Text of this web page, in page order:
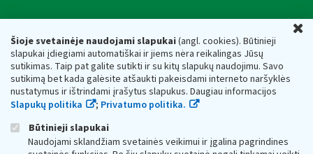
Šioje svetainėje naudojami slapukai(angl. cookies). Būtinieji
slapukai įdiegiami automatiškai ir jiems nėra reikalingas Jūsų
sutikimas. Taip pat galite sutikti ir su kitų slapukų naudojimu. Savo
sutikimą bet kada galėsite atšaukti pakeisdami interneto naršyklės
nustatymus ir ištrindami įrašytus slapukus. Daugiau informacijos
Slapukų politika
; Privatumo politika.
Būtinieji slapukai
Naudojami sklandžiam svetainės veikimui ir įgalina pagrindines
Respublikos finansų ministerijos
Biudžetinė įstaiga. Juridinio asmens kodas — 188659752,
adresas: Vasario 16-osios g. 14, 01107 Vilnius, Lietuva, el.paštas:
vmi@vmi.lt, E. pristatymo dėžutės adresas 188659752
Duomenys apie Valstybinę mokesčių inspekciją prie Lietuvos
Respublikos finansų ministerijos kaupiami ir saugomi Juridinių